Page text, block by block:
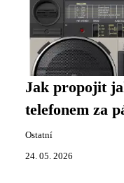
Jak propojit
telefonem za
Ostatní
24. 05. 2026